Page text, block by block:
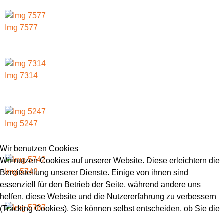
Img 7577
Img 7314
Img 5247
Img 5742
Wir benutzen Cookies
Wir nutzen Cookies auf unserer Website. Diese erleichtern die
Bereitstellung unserer Dienste. Einige von ihnen sind
essenziell für den Betrieb der Seite, während andere uns
helfen, diese Website und die Nutzererfahrung zu verbessern
(Tracking Cookies). Sie können selbst entscheiden, ob Sie die